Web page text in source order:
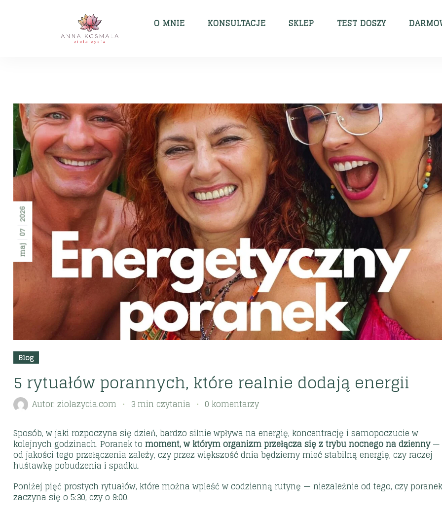
O MNIE KONSULTACJE SKLEP TEST DOSZY
maj
07
2026
Blog
5 rytuałów porannych, które realnie dodają energii
Autor: ziolazycia.com 3 min czytania 0 komentarzy
Sposób, w jaki rozpoczyna się dzień, bardzo silnie wpływa na energię, koncentrację i samopoczucie w
kolejnych godzinach. Poranek to moment, w którym organizm przełącza się z trybu nocnego na dzienny—
od jakości tego przełączenia zależy, czy przez większość dnia będziemy mieć stabilną energię, czy raczej
huśtawkę pobudzenia i spadku.
Poniżej pięć prostych rytuałów, które można wpleść w codzienną rutynę — niezależnie od tego, czy poranek
zaczyna się o 5:30, czy o 9:00.